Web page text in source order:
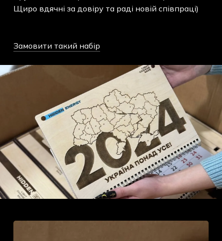
Щиро вдячні за довіру та раді новій співпраці)
Замовити такий набір